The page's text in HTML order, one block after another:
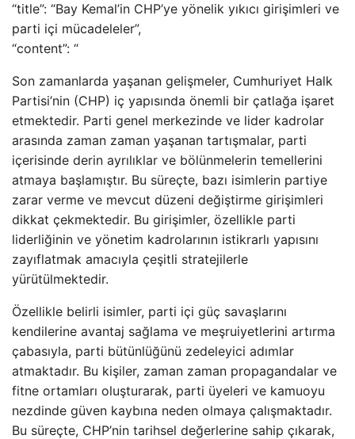
“title”: “Bay Kemal’in CHP’ye yönelik yıkıcı girişimleri ve
parti içi mücadeleler”,
“content”: “
Son zamanlarda yaşanan gelişmeler, Cumhuriyet Halk
Partisi’nin (CHP) iç yapısında önemli bir çatlağa işaret
etmektedir. Parti genel merkezinde ve lider kadrolar
arasında zaman zaman yaşanan tartışmalar, parti
içerisinde derin ayrılıklar ve bölünmelerin temellerini
atmaya başlamıştır. Bu süreçte, bazı isimlerin partiye
zarar verme ve mevcut düzeni değiştirme girişimleri
dikkat çekmektedir. Bu girişimler, özellikle parti
liderliğinin ve yönetim kadrolarının istikrarlı yapısını
zayıflatmak amacıyla çeşitli stratejilerle
yürütülmektedir.
Özellikle belirli isimler, parti içi güç savaşlarını
kendilerine avantaj sağlama ve meşruiyetlerini artırma
çabasıyla, parti bütünlüğünü zedeleyici adımlar
atmaktadır. Bu kişiler, zaman zaman propagandalar ve
fitne ortamları oluşturarak, parti üyeleri ve kamuoyu
nezdinde güven kaybına neden olmaya çalışmaktadır.
Bu süreçte, CHP’nin tarihsel değerlerine sahip çıkarak,